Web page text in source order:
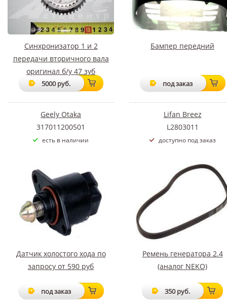
Синхронизатор 1 и 2
передачи вторичного вала
оригинал б/у 47 зуб
5000 руб.
Geely Otaka
317011200501
есть в наличии
Бампер передний
под заказ
Lifan Breez
L2803011
доступно под заказ
Датчик холостого хода по
запросу от 590 руб
под заказ
Ремень генератора 2.4
(аналог NEKO)
350 руб.